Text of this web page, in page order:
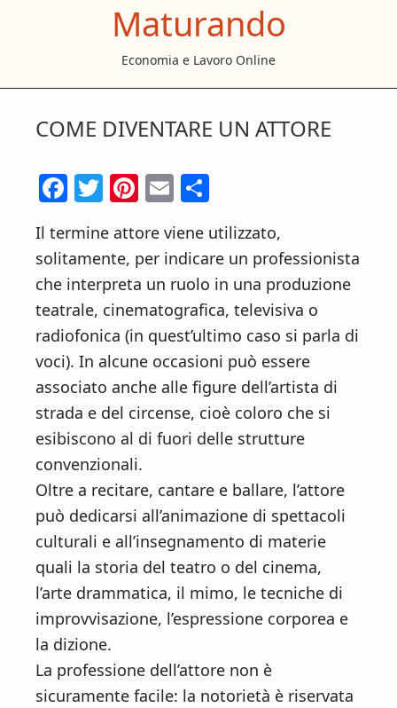
p
o
a
n
c
o
n
t
e
n
t
p
o
m
a
r
y
s
i
d
e
b
a
r
p
o
o
t
e
r
Maturando
Economia e Lavoro Online
COME DIVENTARE UN ATTORE
F
e
b
o
o
k
T
itt
er
Pi
er
es
t
E
ai
l
n
di
vi
di
Il termine attore viene utilizzato,
solitamente, per indicare un professionista
che interpreta un ruolo in una produzione
teatrale, cinematografica, televisiva o
radiofonica (in quest’ultimo caso si parla di
voci). In alcune occasioni può essere
associato anche alle figure dell’artista di
strada e del circense, cioè coloro che si
esibiscono al di fuori delle strutture
convenzionali.
Oltre a recitare, cantare e ballare, l’attore
può dedicarsi all’animazione di spettacoli
culturali e all’insegnamento di materie
quali la storia del teatro o del cinema,
l’arte drammatica, il mimo, le tecniche di
improvvisazione, l’espressione corporea e
la dizione.
La professione dell’attore non è
sicuramente facile: la notorietà è riservata